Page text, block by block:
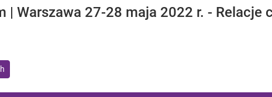
| Warszawa 27-28 maja 2022 r. - Relacje